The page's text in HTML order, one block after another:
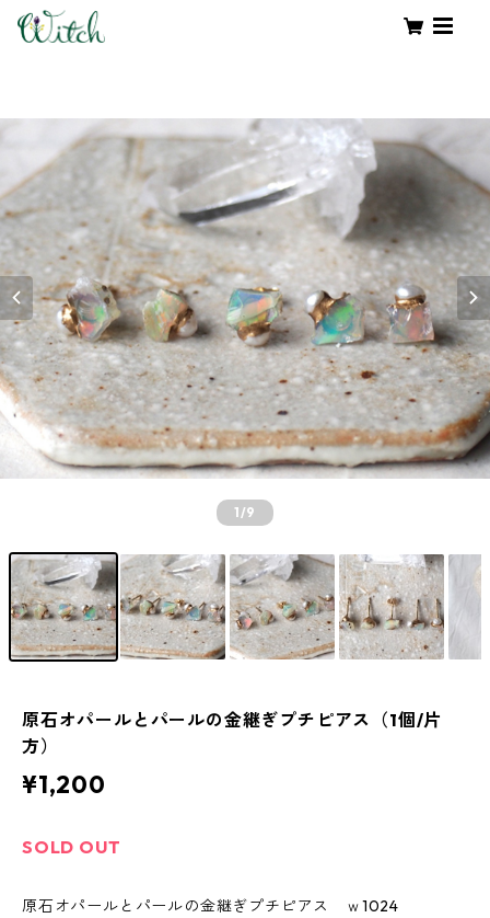
1/9
原石オパールとパールの金継ぎプチピアス（1個/片
方）
¥1,200
SOLD OUT
原石オパールとパールの金継ぎプチピアス ｗ1024